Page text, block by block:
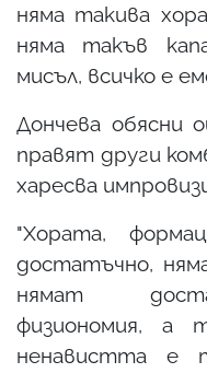
няма такива
няма такъв
мисъл, всичко е
Дончева обясни
правят други
харесва
"Хората,
достатъчно,
нямат
физиономия, а
ненавистта е